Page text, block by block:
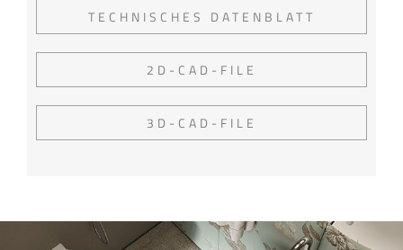
TECHNISCHES DATENBLATT
2D-CAD-FILE
3D-CAD-FILE